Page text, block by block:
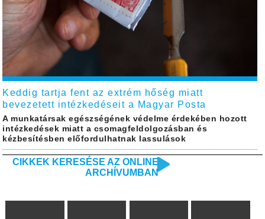
Keddig tartja fent az extrém hőség miatt
bevezetett intézkedéseit a Magyar Posta
A munkatársak egészségének védelme érdekében hozott
intézkedések miatt a csomagfeldolgozásban és
kézbesítésben előfordulhatnak lassulások
CIKKEK KERESÉSE AZ ONLINE
ARCHÍVUMBAN